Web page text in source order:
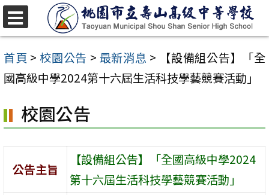
跳
至
主
要
容
區
首頁 > 校園公告 > 最新消息 >
【設備組公告】「全
國高級中學2024第十六屆生活科技學藝競賽活動」
校園公告
公告主旨
【設備組公告】「全國高級中學2024
第十六屆生活科技學藝競賽活動」
選
單